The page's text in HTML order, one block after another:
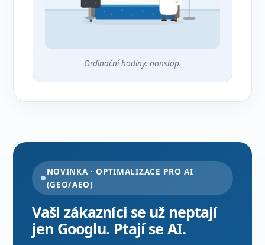
Ordinační hodiny: nonstop.
NOVINKA · OPTIMALIZACE PRO AI
(GEO/AEO)
Vaši zákazníci se už neptají
jen Googlu. Ptají se AI.